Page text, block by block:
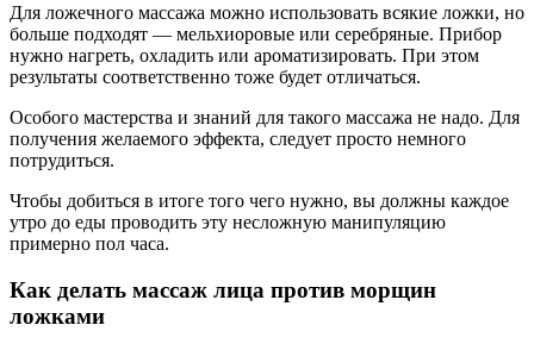
Для ложечного массажа можно использовать всякие ложки, но
больше подходят — мельхиоровые или серебряные. Прибор
нужно нагреть, охладить или ароматизировать. При этом
результаты соответственно тоже будет отличаться.
Особого мастерства и знаний для такого массажа не надо. Для
получения желаемого эффекта, следует просто немного
потрудиться.
Чтобы добиться в итоге того чего нужно, вы должны каждое
утро до еды проводить эту несложную манипуляцию
примерно пол часа.
Как делать массаж лица против морщин
ложками